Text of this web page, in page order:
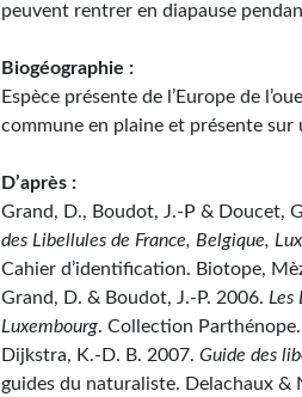
peuvent rentrer en diapause
Biogéographie :
Espèce présente de l’Europe de
commune en plaine et présente
D’après :
Grand, D., Boudot, J.-P & Doucet,
des Libellules de France, Belgique,
Cahier d’identification. Biotope,
Grand, D. & Boudot, J.-P. 2006. Les
Luxembourg. Collection
Dijkstra, K.-D. B. 2007.Guide des
guides du naturaliste. Delachaux &